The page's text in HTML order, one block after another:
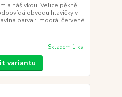
a nášivkou. Velice pěkně
obvodu hlavičky v
barva : modrá, červené
Skladem 1 ks
variantu